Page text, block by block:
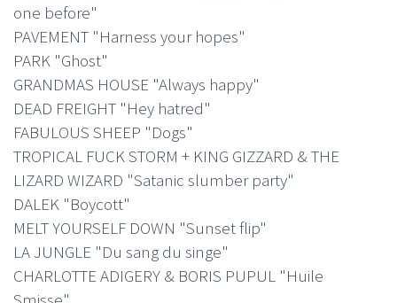
one before"
PAVEMENT "Harness your hopes"
PARK "Ghost"
GRANDMAS HOUSE "Always happy"
DEAD FREIGHT "Hey hatred"
FABULOUS SHEEP "Dogs"
TROPICAL FUCK STORM + KING GIZZARD & THE
LIZARD WIZARD "Satanic slumber party"
DALEK "Boycott"
MELT YOURSELF DOWN "Sunset flip"
LA JUNGLE "Du sang du singe"
CHARLOTTE ADIGERY & BORIS PUPUL "Huile